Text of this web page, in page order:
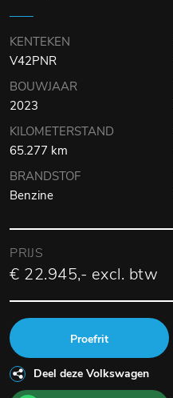
KENTEKEN
V42PNR
BOUWJAAR
2023
KILOMETERSTAND
65.277 km
BRANDSTOF
Benzine
PRIJS
€ 22.945,- excl. btw
Proefrit
Deel deze Volkswagen